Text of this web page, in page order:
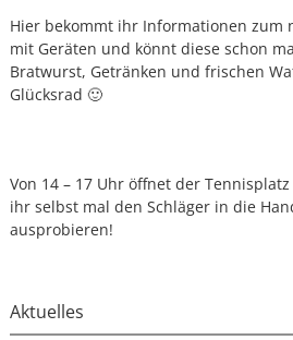
Hier bekommt ihr Informationen zum
mit Geräten und könnt diese schon
Bratwurst, Getränken und frischen
Glücksrad 🙂
Von 14 – 17 Uhr öffnet der
ihr selbst mal den Schläger in die
ausprobieren!
Aktuelles